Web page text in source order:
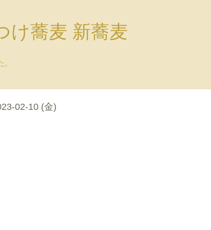
け蕎麦 新蕎麦
02-10 (金)